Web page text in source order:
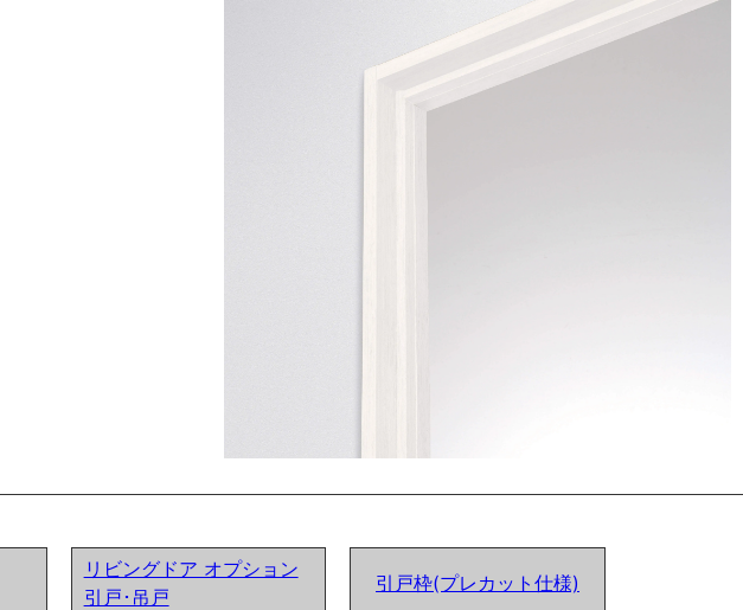
リビングドア オプション
引戸･吊戸
引戸枠(プレカット仕様)